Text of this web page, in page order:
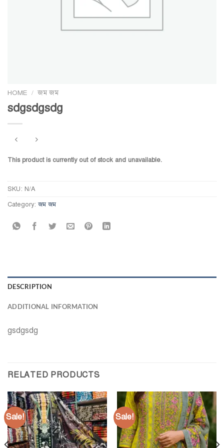
HOME / জম জম
sdgsdgsdg
This product is currently out of stock and unavailable.
SKU: N/A
Category: জম জম
DESCRIPTION
ADDITIONAL INFORMATION
gsdgsdg
RELATED PRODUCTS
Sale! Sale!